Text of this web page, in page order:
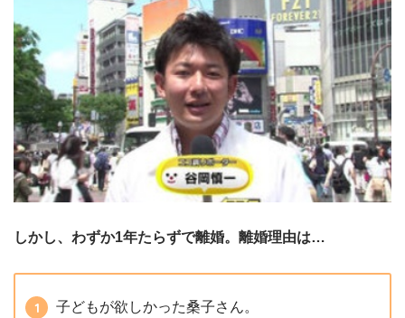
しかし、わずか1年たらずで離婚。 離婚理由は…
子どもが欲しかった桑子さん。